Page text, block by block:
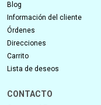
Blog
Información del cliente
Órdenes
Direcciones
Carrito
Lista de deseos
CONTACTO